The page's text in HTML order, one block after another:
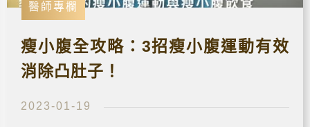
醫師專欄
瘦小腹全攻略：3招瘦小腹運動有效
消除凸肚子！
2023-01-19